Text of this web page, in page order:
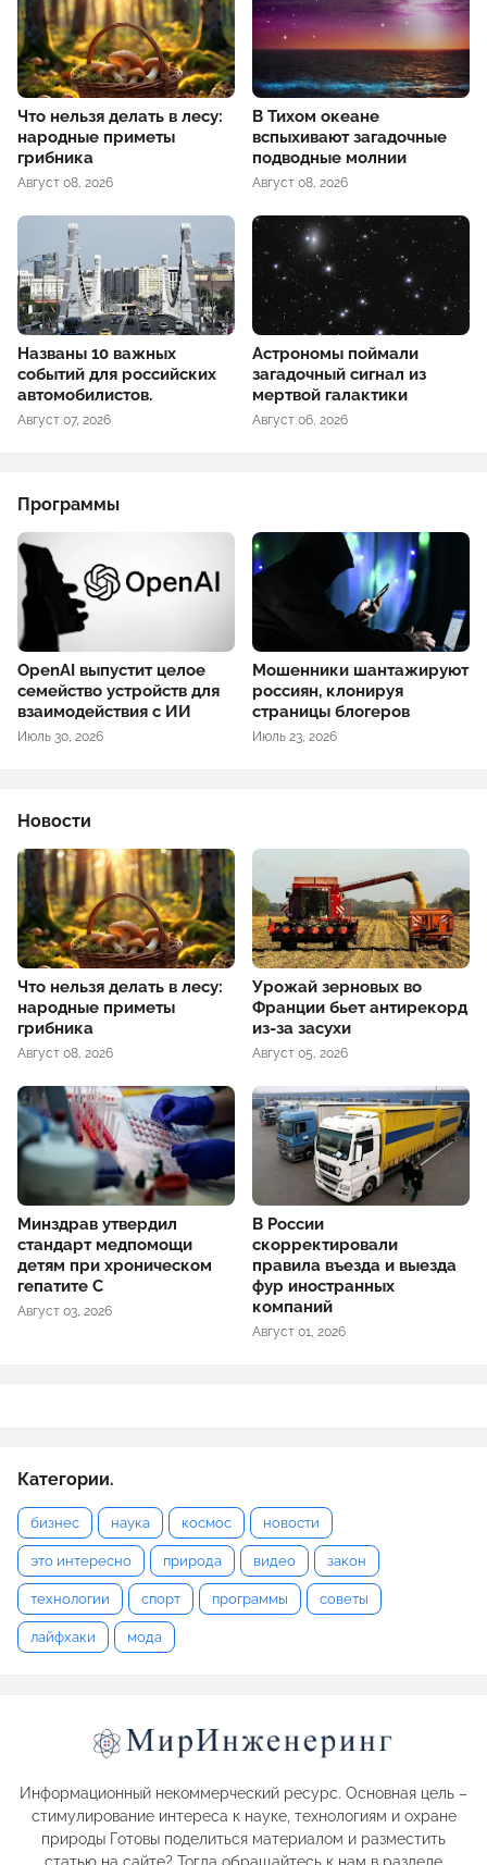
Что нельзя делать в лесу:
народные приметы
грибника
Август 08, 2026
В Тихом океане
вспыхивают загадочные
подводные молнии
Август 08, 2026
Названы 10 важных
событий для российских
автомобилистов.
Август 07, 2026
Астрономы поймали
загадочный сигнал из
мертвой галактики
Август 06, 2026
Программы
OpenAI выпустит целое
семейство устройств для
взаимодействия с ИИ
Июль 30, 2026
Мошенники шантажируют
россиян, клонируя
страницы блогеров
Июль 23, 2026
Новости
Что нельзя делать в лесу:
народные приметы
грибника
Август 08, 2026
Урожай зерновых во
Франции бьет антирекорд
из-за засухи
Август 05, 2026
Минздрав утвердил
стандарт медпомощи
детям при хроническом
гепатите С
Август 03, 2026
В России
скорректировали
правила въезда и выезда
фур иностранных
компаний
Август 01, 2026
Категории.
бизнес наука космос новости
это интересно природа видео закон
технологии спорт программы советы
лайфхаки мода
Информационный некоммерческий ресурс. Основная цель –
стимулирование интереса к науке, технологиям и охране
природы Готовы поделиться материалом и разместить